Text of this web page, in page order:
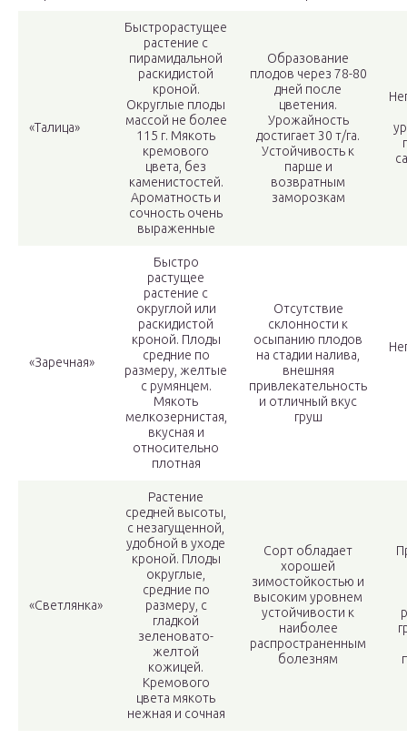
«Талица»
Быстрорастущее
растение с
пирамидальной
раскидистой
кроной.
Округлые плоды
массой не более
115 г. Мякоть
кремового
цвета, без
каменистостей.
Ароматность и
сочность очень
выраженные
Образование
плодов через 78-80
дней после
цветения.
Урожайность
достигает 30 т/га.
Устойчивость к
парше и
возвратным
заморозкам
«Заречная»
Быстро
растущее
растение с
округлой или
раскидистой
кроной. Плоды
средние по
размеру, желтые
с румянцем.
Мякоть
мелкозернистая,
вкусная и
относительно
плотная
Отсутствие
склонности к
осыпанию плодов
на стадии налива,
внешняя
привлекательность
и отличный вкус
груш
«Светлянка»
Растение
средней высоты,
с незагущенной,
удобной в уходе
кроной. Плоды
округлые,
средние по
размеру, с
гладкой
зеленовато-
желтой
кожицей.
Кремового
цвета мякоть
нежная и сочная
Сорт обладает
хорошей
зимостойкостью и
высоким уровнем
устойчивости к
наиболее
распространенным
болезням